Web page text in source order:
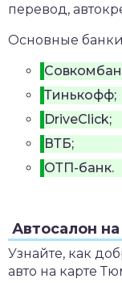
перевод,
Основные
Тинькофф;
DriveClick;
ВТБ;
ОТП-банк.
Автосалон
Узнайте, как
авто на карте